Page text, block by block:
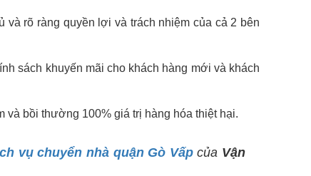
và rõ ràng quyền lợi và trách nhiệm của cả 2 bên
sách khuyến mãi cho khách hàng mới và khách
bồi thường 100% giá trị hàng hóa thiệt hại.
vụ chuyển nhà quận Gò Vấpcủa Vận